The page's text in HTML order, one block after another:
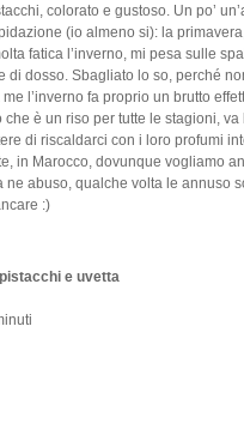
colorato e gustoso. Un po’
(io almeno si): la
fatica l’inverno, mi pesa sulle
di dosso. Sbagliato lo so, perché
l’inverno fa proprio un brutto
è un riso per tutte le stagioni,
di riscaldarci con i loro profumi
in Marocco, dovunque vogliamo
ne abuso, qualche volta le annuso
:)
e uvetta